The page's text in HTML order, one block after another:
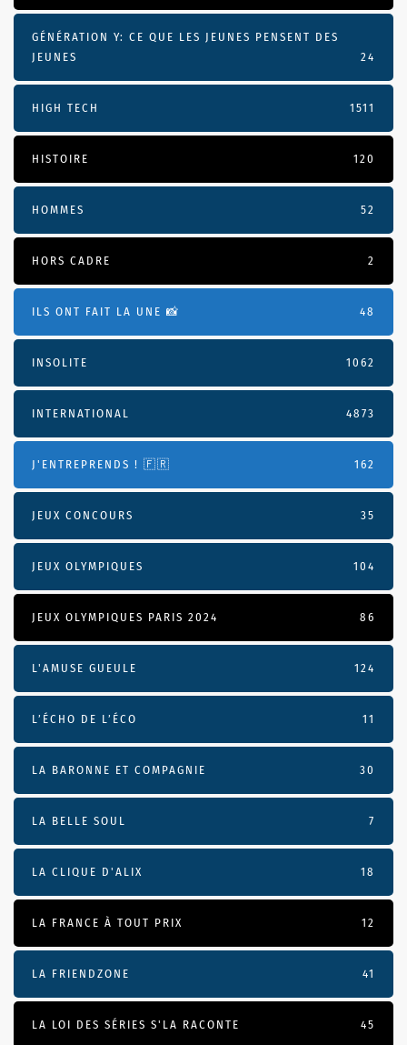
GÉNÉRATION Y: CE QUE LES JEUNES PENSENT DES
JEUNES
24
HIGH TECH 1511
HISTOIRE 120
HOMMES 52
HORS CADRE 2
ILS ONT FAIT LA UNE 📸 48
INSOLITE 1062
INTERNATIONAL 4873
J'ENTREPRENDS ! 🇫🇷 162
JEUX CONCOURS 35
JEUX OLYMPIQUES 104
JEUX OLYMPIQUES PARIS 2024 86
L'AMUSE GUEULE 124
L’ÉCHO DE L’ÉCO 11
LA BARONNE ET COMPAGNIE 30
LA BELLE SOUL 7
LA CLIQUE D'ALIX 18
LA FRANCE À TOUT PRIX 12
LA FRIENDZONE 41
LA LOI DES SÉRIES S'LA RACONTE 45